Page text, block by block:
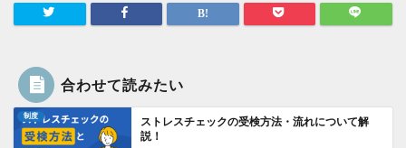
合わせて読みたい
制度
ストレスチェックの受検方法・流れについて解
説！